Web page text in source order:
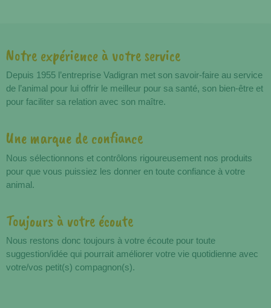
Avantages
Notre expérience à votre service
Depuis 1955 l’entreprise Vadigran met son savoir-faire au service
de l’animal pour lui offrir le meilleur pour sa santé, son bien-être et
pour faciliter sa relation avec son maître.
Une marque de confiance
Nous sélectionnons et contrôlons rigoureusement nos produits
pour que vous puissiez les donner en toute confiance à votre
animal.
Toujours à votre écoute
Nous restons donc toujours à votre écoute pour toute
suggestion/idée qui pourrait améliorer votre vie quotidienne avec
votre/vos petit(s) compagnon(s).